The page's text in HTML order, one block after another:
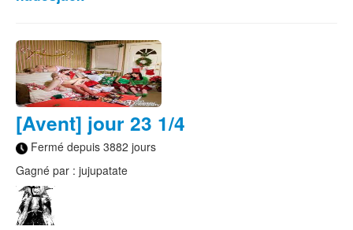
[Avent] jour 23 1/4
Fermé depuis 3882 jours
Gagné par : jujupatate